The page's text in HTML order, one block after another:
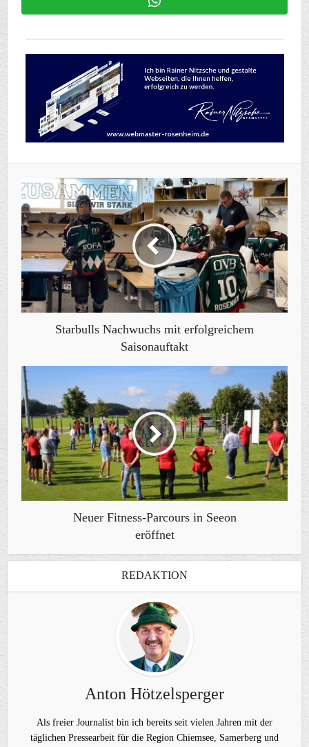
Starbulls Nachwuchs mit erfolgreichem
Saisonauftakt
Neuer Fitness-Parcours in Seeon
eröffnet
REDAKTION
Anton Hötzelsperger
Als freier Journalist bin ich bereits seit vielen Jahren mit der
täglichen Pressearbeit für die Region Chiemsee, Samerberg und